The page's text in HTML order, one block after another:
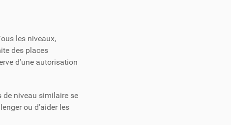
les niveaux,
des places
d’une autorisation
de niveau similaire se
ou d’aider les